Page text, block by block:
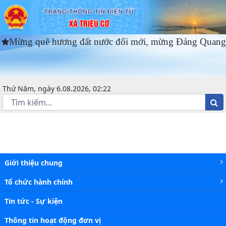
KHCN- Đổi mới sáng tạo &
quê hương đất nước đổi mới, mừng Đảng Quang
Thứ Năm, ngày 6.08.2026, 02:22
Giới thiệu chung
Tổ chức hành chính
Tin tức - Sự kiện
Thông tin hoạt động đơn vị